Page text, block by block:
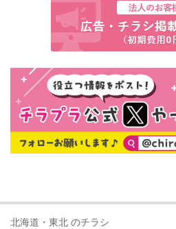
北海道・東北 のチラシ